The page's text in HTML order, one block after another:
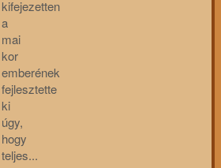
kifejezetten
a
mai
kor
emberének
fejlesztette
ki
úgy,
hogy
teljes...